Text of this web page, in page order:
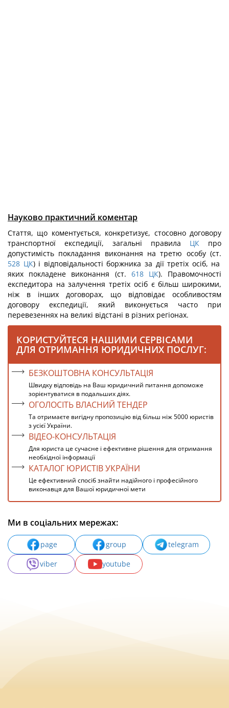
Науково практичний коментар
Стаття, що коментується, конкретизує, стосовно договору
транспортної експедиції, загальні правила ЦК про
допустимість покладання виконання на третю особу (ст.
528 ЦК) і відповідальності боржника за дії третіх осіб, на
яких покладене виконання (ст. 618 ЦК). Правомочності
експедитора на залучення третіх осіб є більш широкими,
ніж в інших договорах, що відповідає особливостям
договору експедиції, який виконується часто при
перевезеннях на великі відстані в різних регіонах.
КОРИСТУЙТЕСЯ НАШИМИ СЕРВІСАМИ
ДЛЯ ОТРИМАННЯ ЮРИДИЧНИХ ПОСЛУГ:
БЕЗКОШТОВНА КОНСУЛЬТАЦІЯ
Швидку відповідь на Ваш юридичний питання допоможе
зорієнтуватися в подальших діях.
ОГОЛОСІТЬ ВЛАСНИЙ ТЕНДЕР
Та отримаєте вигідну пропозицію від більш ніж 5000 юристів
з усієї України.
ВІДЕО-КОНСУЛЬТАЦІЯ
Для юриста це сучасне і ефективне рішення для отримання
необхідної інформації
КАТАЛОГ ЮРИСТІВ УКРАЇНИ
Це ефективний спосіб знайти надійного і професійного
виконавця для Вашої юридичної мети
Ми в соціальних мережах:
page group
telegram
viber
youtube